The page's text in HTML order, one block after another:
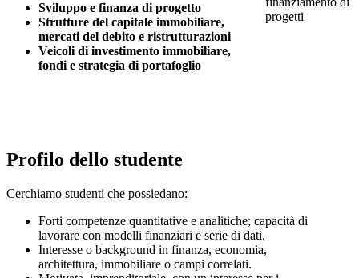
Sviluppo e finanza di progetto
Strutture del capitale immobiliare,
mercati del debito e ristrutturazioni
Veicoli di investimento immobiliare,
fondi e strategia di portafoglio
progetti
Profilo dello studente
Cerchiamo studenti che possiedano:
Forti competenze quantitative e analitiche; capacità di
lavorare con modelli finanziari e serie di dati.
Interesse o background in finanza, economia,
architettura, immobiliare o campi correlati.